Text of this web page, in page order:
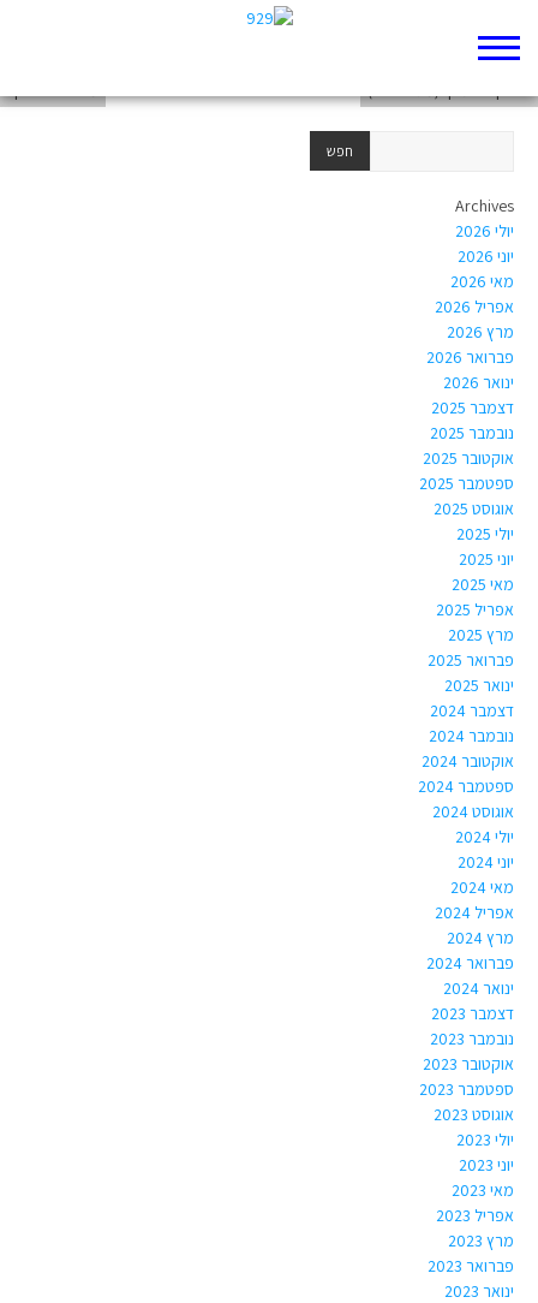
Archives
יולי 2026
יוני 2026
מאי 2026
אפריל 2026
מרץ 2026
פברואר 2026
ינואר 2026
דצמבר 2025
נובמבר 2025
אוקטובר 2025
ספטמבר 2025
אוגוסט 2025
יולי 2025
יוני 2025
מאי 2025
אפריל 2025
מרץ 2025
פברואר 2025
ינואר 2025
דצמבר 2024
נובמבר 2024
אוקטובר 2024
ספטמבר 2024
אוגוסט 2024
יולי 2024
יוני 2024
מאי 2024
אפריל 2024
מרץ 2024
פברואר 2024
ינואר 2024
דצמבר 2023
נובמבר 2023
אוקטובר 2023
ספטמבר 2023
אוגוסט 2023
יולי 2023
יוני 2023
מאי 2023
אפריל 2023
מרץ 2023
פברואר 2023
ינואר 2023